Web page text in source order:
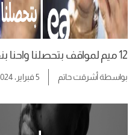
12 ميم لمواقف بتحصلنا واحنا بنقرأ
بواسطةأشرقت حاتم 5 فبراير، 2024